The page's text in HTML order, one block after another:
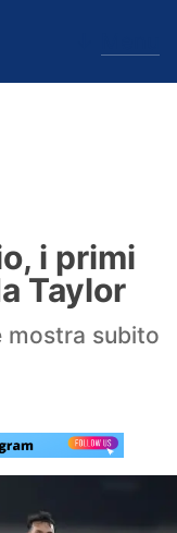
i primi
Taylor
mostra subito